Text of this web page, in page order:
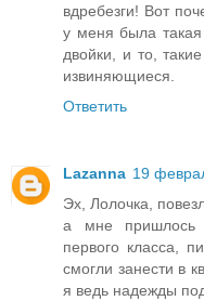
вдребезги! Вот
у меня была такая
двойки, и то,
извиняющиеся.
Ответить
Lazanna 19
Эх, Лолочка,
а мне пришлось
первого класса,
смогли занести в
я ведь надежды